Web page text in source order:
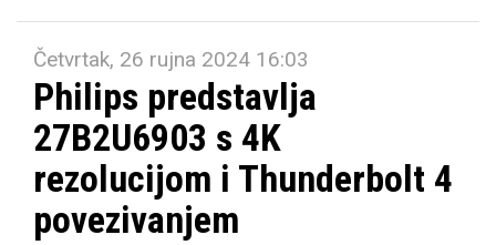
Četvrtak, 26 rujna 2024 16:03
Philips predstavlja
27B2U6903 s 4K
rezolucijom i Thunderbolt 4
povezivanjem